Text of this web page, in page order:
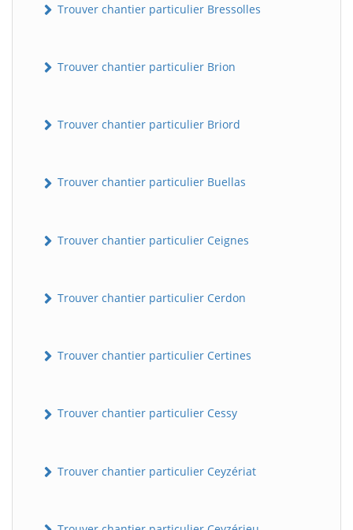
Trouver chantier particulier Bressolles
Trouver chantier particulier Brion
Trouver chantier particulier Briord
Trouver chantier particulier Buellas
Trouver chantier particulier Ceignes
Trouver chantier particulier Cerdon
Trouver chantier particulier Certines
Trouver chantier particulier Cessy
Trouver chantier particulier Ceyzériat